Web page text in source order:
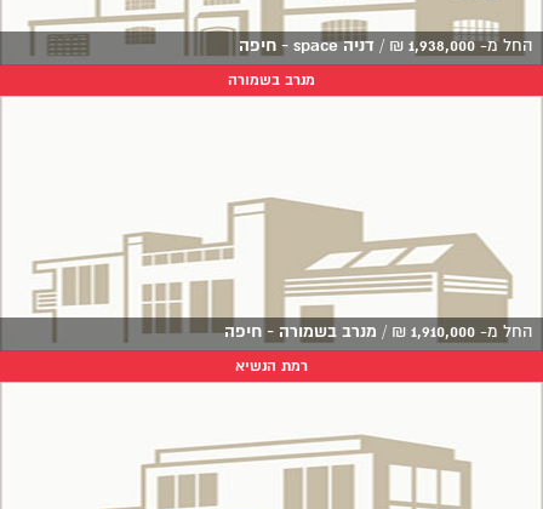
החל מ- 1,938,000
₪
/ דניה space - חיפה
מנרב בשמורה
החל מ- 1,910,000
₪
/ מנרב בשמורה - חיפה
רמת הנשיא